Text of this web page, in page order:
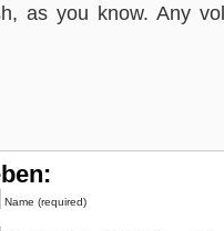
as you know. Any
Name (required)